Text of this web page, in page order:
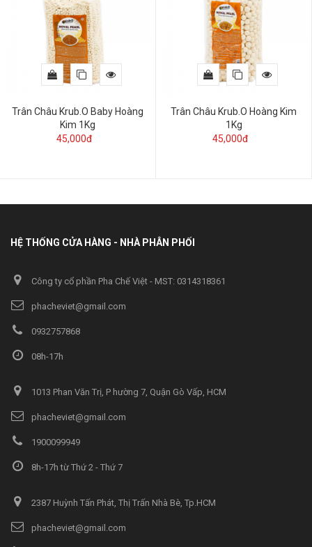
Trân Châu Krub.O Baby Hoàng
Kim 1Kg
45,000đ
Trân Châu Krub.O Hoàng Kim
1Kg
45,000đ
HỆ THỐNG CỬA HÀNG - NHÀ PHÂN PHỐI
Công ty cổ phần Pha Chế Việt - MST: 0314318361
phacheviet@gmail.com
0932757868
08h-17h
1013 Phan Văn Trị, P hường 7, Quận Gò Vấp, HCM
phacheviet@gmail.com
1900099949
8h-17h từ Thứ 2 - Thứ 7
2387 Huỳnh Tấn Phát, Thị Trấn Nhà Bè, Tp.HCM
phacheviet@gmail.com